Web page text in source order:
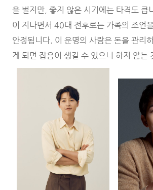
을 벌지만, 좋지 않은 시기에는 타격도 큽
이 지나면서 40대 전후로는 가족의 조언
안정됩니다. 이 운명의 사람은 돈을 관리
게 되면 잡음이 생길 수 있으니 하지 않는